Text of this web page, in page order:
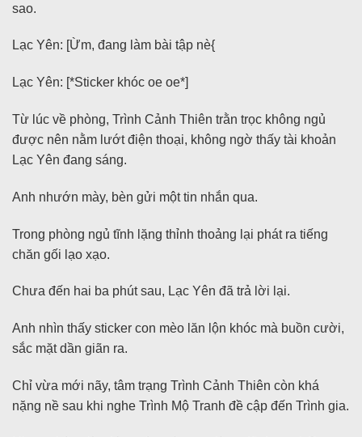
sao.
Lạc Yên: [Ừm, đang làm bài tập nè{
Lạc Yên: [*Sticker khóc oe oe*]
Từ lúc về phòng, Trình Cảnh Thiên trằn trọc không ngủ
được nên nằm lướt điện thoại, không ngờ thấy tài khoản
Lạc Yên đang sáng.
Anh nhướn mày, bèn gửi một tin nhắn qua.
Trong phòng ngủ tĩnh lặng thỉnh thoảng lại phát ra tiếng
chăn gối lạo xạo.
Chưa đến hai ba phút sau, Lạc Yên đã trả lời lại.
Anh nhìn thấy sticker con mèo lăn lộn khóc mà buồn cười,
sắc mặt dần giãn ra.
Chỉ vừa mới nãy, tâm trạng Trình Cảnh Thiên còn khá
nặng nề sau khi nghe Trình Mộ Tranh đề cập đến Trình gia.